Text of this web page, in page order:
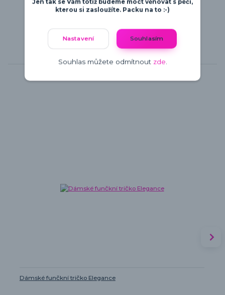
Související zboží 6
Dámské funčkní tričko Elegance
Jen tak se Vám totiž budeme moct věnovat s péčí,
kterou si zasloužíte. Packu na to :-)
Nastavení Souhlasím
Souhlas můžete odmítnout zde.